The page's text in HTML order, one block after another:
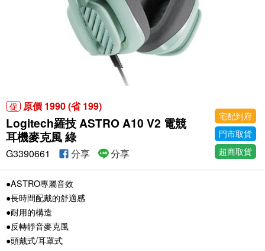
促 原價 1990 (省 199)
Logitech羅技 ASTRO A10 V2 電競
耳機麥克風 綠
宅配到府
門市取貨
超商取貨
G3390661 分享 分享
●ASTRO專屬音效
●長時間配戴的舒適感
●耐用的構造
●反轉靜音麥克風
●頭戴式/耳罩式